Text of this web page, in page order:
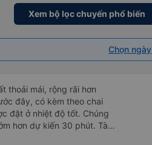
Xem bộ lọc chuyến phổ biến
Chọn ngày
thoải mái, rộng rãi hơn
đây, có kèm theo chai
đặt ở nhiệt độ tốt. Chúng
hơn dự kiến 30 phút. Tài
ở Việt Nam! Không quá